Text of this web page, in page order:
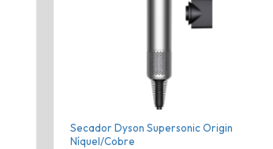
Secador Dyson Supersonic Origin
Níquel/Cobre